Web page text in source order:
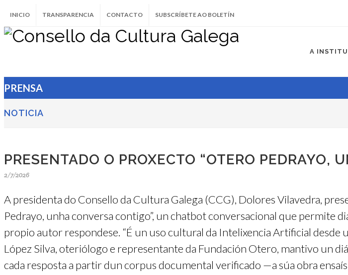
INICIO TRANSPARENCIA CONTACTO SUBSCRÍBETE AO BOLETÍN
A
PRENSA
NOTICIA
PRESENTADO O PROXECTO “OTERO PEDRAYO,
2/7/2026
A presidenta do Consello da Cultura Galega (CCG), Dolores Vilavedra,
Pedrayo, unha conversa contigo”, un chatbot conversacional que permite
propio autor respondese. “É un uso cultural da Intelixencia Artificial
López Silva, oteriólogo e representante da Fundación Otero, mantivo un
cada resposta a partir dun corpus documental verificado —a súa obra